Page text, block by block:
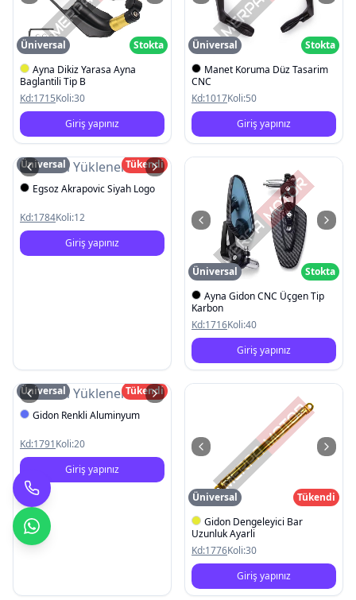
Üniversal
Stokta
Ayna Dikiz Yarasa Ayna
Baglantili Tip B
Kd:1715Koli:30
Giriş yapınız
Üniversal
Stokta
Manet Koruma Düz Tasarim
CNC
Kd:1017Koli:50
Giriş yapınız
Resim Yüklenemedi
Üniversal
Tükendi
Egsoz Akrapovic Siyah Logo
Kd:1784Koli:12
Giriş yapınız
Üniversal
Stokta
Ayna Gidon CNC Üçgen Tip
Karbon
Kd:1716Koli:40
Giriş yapınız
Resim Yüklenemedi
Üniversal
Tükendi
Gidon Renkli Aluminyum
Kd:1791Koli:20
Giriş yapınız
Üniversal
Tükendi
Gidon Dengeleyici Bar
Uzunluk Ayarli
Kd:1776Koli:30
Giriş yapınız